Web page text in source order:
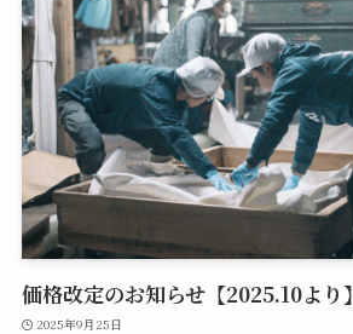
価格改定のお知らせ【2025.10より】
2025年9月25日